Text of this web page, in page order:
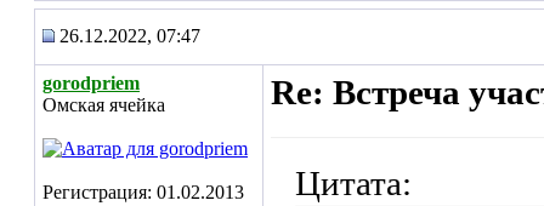
26.12.2022, 07:47
gorodpriem
Омская ячейка
Регистрация: 01.02.2013
Re: Встреча
Цитата: